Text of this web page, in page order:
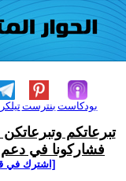
بنترست بودكاست
تبرعاتكم
فشاركونا في دعم
[اشترك في